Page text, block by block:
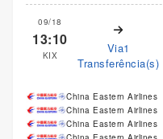
09/18
13:10
KIX
Via1
Transferência(s)
China Eastern Airlines
China Eastern Airlines
China Eastern Airlines